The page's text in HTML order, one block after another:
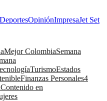
DeportesOpiniónImpresaJet Set
Mejor ColombiaSemana
TurismoEstados
Finanzas Personales4
Contenido en